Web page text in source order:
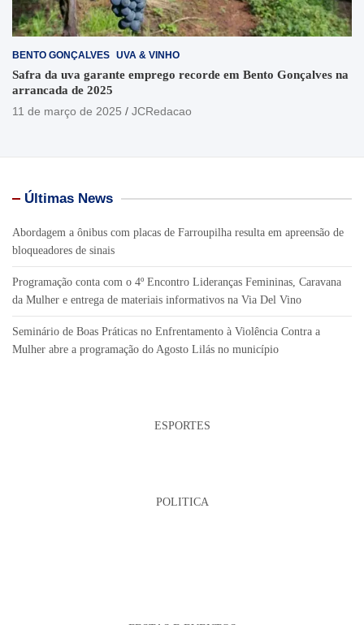
BENTO GONÇALVES UVA & VINHO
Safra da uva garante emprego recorde em Bento Gonçalves na
arrancada de 2025
11 de março de 2025
JCRedacao
Últimas News
Abordagem a ônibus com placas de Farroupilha resulta em apreensão de
bloqueadores de sinais
Programação conta com o 4º Encontro Lideranças Femininas, Caravana
da Mulher e entrega de materiais informativos na Via Del Vino
Seminário de Boas Práticas no Enfrentamento à Violência Contra a
Mulher abre a programação do Agosto Lilás no município
ESPORTES
POLITICA